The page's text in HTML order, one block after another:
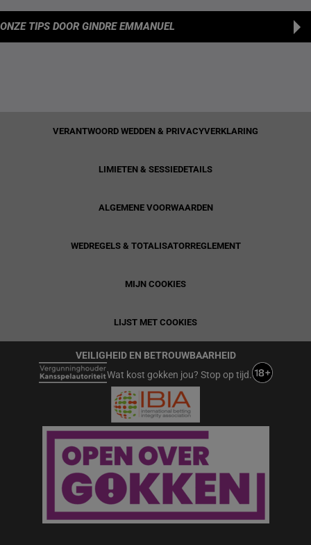
ONZE TIPS DOOR GINDRE EMMANUEL
VERANTWOORD WEDDEN & PRIVACYVERKLARING
LIMIETEN & SESSIEDETAILS
ALGEMENE VOORWAARDEN
WEDREGELS & TOTALISATORREGLEMENT
MIJN COOKIES
LIJST MET COOKIES
VEILIGHEID EN BETROUWBAARHEID
Wat kost gokken jou? Stop op tijd.